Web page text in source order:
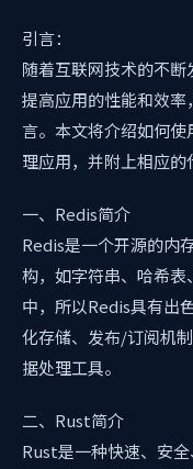
引言：
随着互联网技术的不
提高应用的性能和效
言。本文将介绍如何
理应用，并附上相应的
一、Redis简介
Redis是一个开源的内
构，如字符串、哈希
中，所以Redis具有出
化存储、发布/订阅机
据处理工具。
二、Rust简介
Rust是一种快速、安